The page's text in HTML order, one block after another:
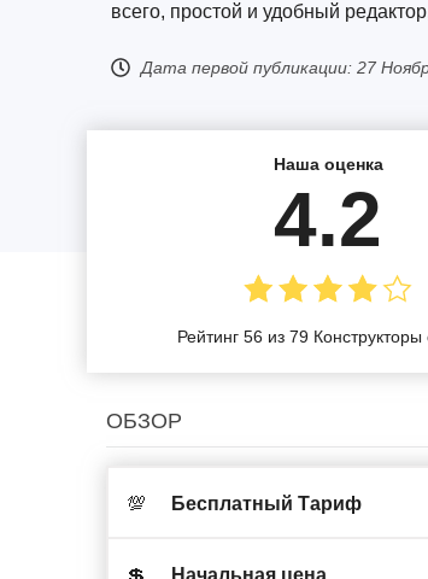
всего, простой и удобный
Дата первой публикации: 27
Наша оценка
4.2
Рейтинг 56 из 79 Конструкторы
ОБЗОР
💯 Бесплатный Тариф
💲 Начальная цена